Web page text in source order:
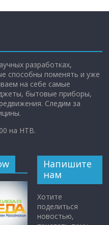
разработках,
способны поменять и уже
на себе самые
бытовые приборы,
Следим за
на НТВ.
Напишите
нам
Хотите
поделиться
новостью,